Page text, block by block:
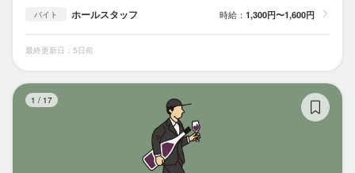
バイト ホールスタッフ 時給： 1,300円〜1,600円
最終更新日：5日前
1 / 17